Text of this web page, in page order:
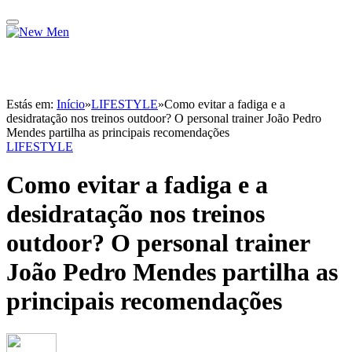
Estás em: Início»LIFESTYLE»Como evitar a fadiga e a
desidratação nos treinos outdoor? O personal trainer João Pedro
Mendes partilha as principais recomendações
LIFESTYLE
Como evitar a fadiga e a
desidratação nos treinos
outdoor? O personal trainer
João Pedro Mendes partilha as
principais recomendações